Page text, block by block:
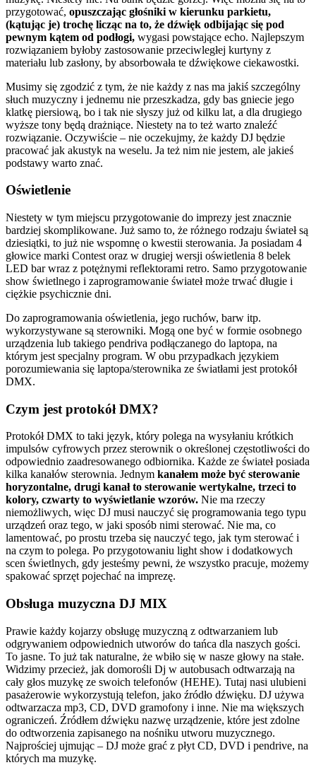
przygotować, opuszczając głośniki w kierunku parkietu,
(kątując je) trochę licząc na to, że dźwięk odbijając się pod
pewnym kątem od podłogi, wygasi powstające echo. Najlepszym
rozwiązaniem byłoby zastosowanie przeciwległej kurtyny z
materiału lub zasłony, by absorbowała te dźwiękowe ciekawostki.
Musimy się zgodzić z tym, że nie każdy z nas ma jakiś szczególny
słuch muzyczny i jednemu nie przeszkadza, gdy bas gniecie jego
klatkę piersiową, bo i tak nie słyszy już od kilku lat, a dla drugiego
wyższe tony będą drażniące. Niestety na to też warto znaleźć
rozwiązanie. Oczywiście – nie oczekujmy, że każdy DJ będzie
pracować jak akustyk na weselu. Ja też nim nie jestem, ale jakieś
podstawy warto znać.
Oświetlenie
Niestety w tym miejscu przygotowanie do imprezy jest znacznie
bardziej skomplikowane. Już samo to, że różnego rodzaju świateł są
dziesiątki, to już nie wspomnę o kwestii sterowania. Ja posiadam 4
głowice marki Contest oraz w drugiej wersji oświetlenia 8 belek
LED bar wraz z potężnymi reflektorami retro. Samo przygotowanie
show świetlnego i zaprogramowanie świateł może trwać długie i
ciężkie psychicznie dni.
Do zaprogramowania oświetlenia, jego ruchów, barw itp.
wykorzystywane są sterowniki. Mogą one być w formie osobnego
urządzenia lub takiego pendriva podłączanego do laptopa, na
którym jest specjalny program. W obu przypadkach językiem
porozumiewania się laptopa/sterownika ze światłami jest protokół
DMX.
Czym jest protokół DMX?
Protokół DMX to taki język, który polega na wysyłaniu krótkich
impulsów cyfrowych przez sterownik o określonej częstotliwości do
odpowiednio zaadresowanego odbiornika. Każde ze świateł posiada
kilka kanałów sterownia. Jednym kanałem może być sterowanie
horyzontalne, drugi kanał to sterowanie wertykalne, trzeci to
kolory, czwarty to wyświetlanie wzorów. Nie ma rzeczy
niemożliwych, więc DJ musi nauczyć się programowania tego typu
urządzeń oraz tego, w jaki sposób nimi sterować. Nie ma, co
lamentować, po prostu trzeba się nauczyć tego, jak tym sterować i
na czym to polega. Po przygotowaniu light show i dodatkowych
scen świetlnych, gdy jesteśmy pewni, że wszystko pracuje, możemy
spakować sprzęt pojechać na imprezę.
Obsługa muzyczna DJ MIX
Prawie każdy kojarzy obsługę muzyczną z odtwarzaniem lub
odgrywaniem odpowiednich utworów do tańca dla naszych gości.
To jasne. To już tak naturalne, że wbiło się w nasze głowy na stałe.
Widzimy przecież, jak domorośli Dj w autobusach odtwarzają na
cały głos muzykę ze swoich telefonów (HEHE). Tutaj nasi ulubieni
pasażerowie wykorzystują telefon, jako źródło dźwięku. DJ używa
odtwarzacza mp3, CD, DVD gramofony i inne. Nie ma większych
ograniczeń. Źródłem dźwięku nazwę urządzenie, które jest zdolne
do odtworzenia zapisanego na nośniku utworu muzycznego.
Najprościej ujmując – DJ może grać z płyt CD, DVD i pendrive, na
których ma muzykę.